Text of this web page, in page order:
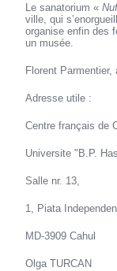
Le sanatorium «
ville, qui
organise enfin des
un musée.
Florent
Adresse utile :
Centre français de
Universite "B.P.
Salle nr. 13,
1, Piata
MD-3909 Cahul
Olga TURCAN